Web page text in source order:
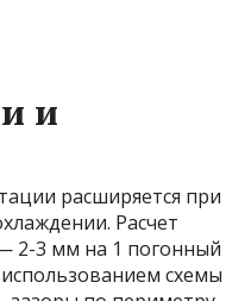
и
расширяется при
Расчет
2-3 мм на 1 погонный
схемы